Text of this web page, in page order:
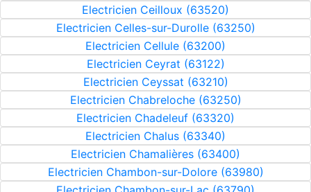
Electricien Ceilloux (63520)
Electricien Celles-sur-Durolle (63250)
Electricien Cellule (63200)
Electricien Ceyrat (63122)
Electricien Ceyssat (63210)
Electricien Chabreloche (63250)
Electricien Chadeleuf (63320)
Electricien Chalus (63340)
Electricien Chamalières (63400)
Electricien Chambon-sur-Dolore (63980)